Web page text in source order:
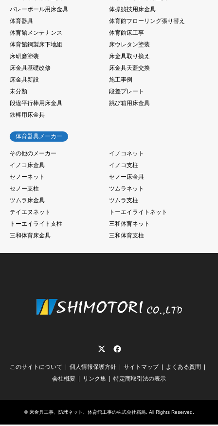
バレーボール用床金具
体操競技用床金具
体育器具
体育館フローリング張り替え
体育館メンテナンス
体育館床工事
体育館鋼製床下地組
床ウレタン塗装
床研磨塗装
床金具取り換え
床金具基礎改修
床金具天蓋交換
床金具新設
施工事例
未分類
段差プレート
段違平行棒用床金具
跳び箱用床金具
鉄棒用床金具
体育器具メーカー
その他のメーカー
イノコネット
イノコ床金具
イノコ支柱
セノーネット
セノー床金具
セノー支柱
ツムラネット
ツムラ床金具
ツムラ支柱
テイエヌネット
トーエイライトネット
トーエイライト支柱
三和体育ネット
三和体育床金具
三和体育支柱
このサイトについて 個人情報保護方針 サイトマップ
よくある質問
会社概要
リンク集 特定商取引法の表示
© 床金具工事、防球ネット、体育館工事の株式会社霜鳥. All Rights Reserved.